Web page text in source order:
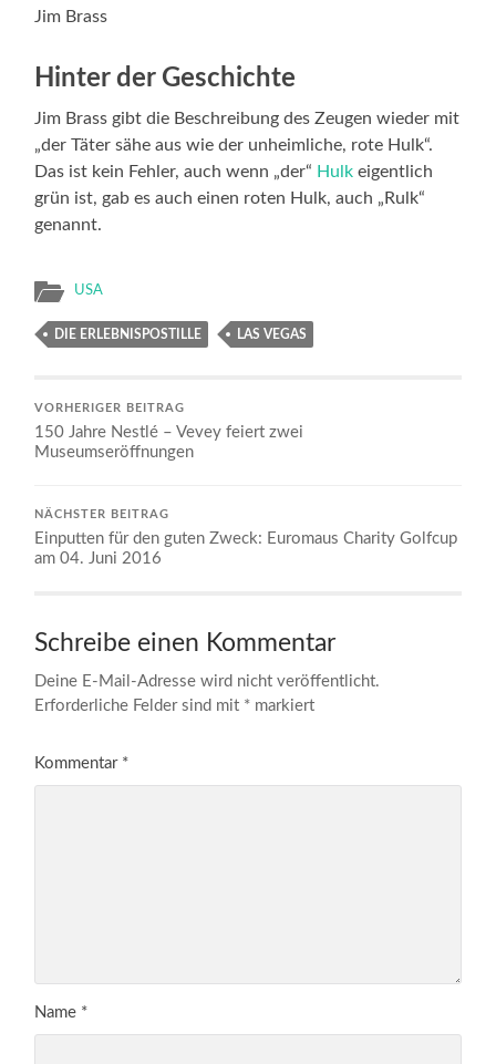
Jim Brass
Hinter der Geschichte
Jim Brass gibt die Beschreibung des Zeugen wieder mit
„der Täter sähe aus wie der unheimliche, rote Hulk“.
Das ist kein Fehler, auch wenn „der“ Hulk eigentlich
grün ist, gab es auch einen roten Hulk, auch „Rulk“
genannt.
USA
DIE ERLEBNISPOSTILLE LAS VEGAS
VORHERIGER BEITRAG
150 Jahre Nestlé – Vevey feiert zwei
Museumseröffnungen
NÄCHSTER BEITRAG
Einputten für den guten Zweck: Euromaus Charity Golfcup
am 04. Juni 2016
Schreibe einen Kommentar
Deine E-Mail-Adresse wird nicht veröffentlicht.
Erforderliche Felder sind mit * markiert
Kommentar *
Name *